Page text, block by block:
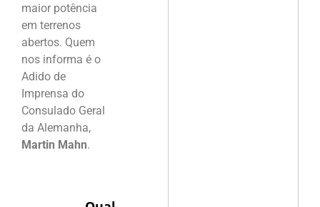
maior potência
em terrenos
abertos. Quem
nos informa é o
Adido de
Imprensa do
Consulado Geral
da Alemanha,
Martin Mahn.